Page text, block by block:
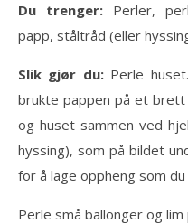
Du trenger: Perler,
papp, ståltråd (eller
Slik gjør du:Perle
brukte pappen på et brett
og huset sammen ved
hyssing), som på bildet
for å lage oppheng som
Perle små ballonger og